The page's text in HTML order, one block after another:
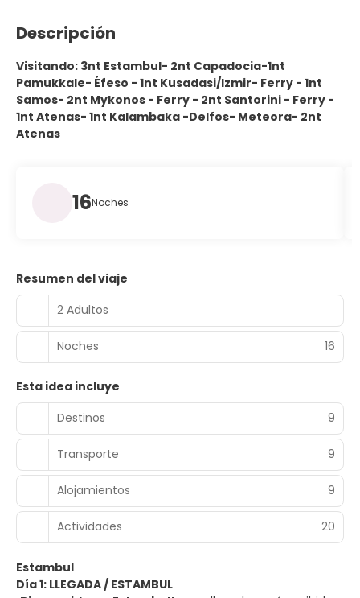
Descripción
Visitando: 3nt Estambul- 2nt Capadocia-1nt
Pamukkale- Éfeso - 1nt Kusadasi/Izmir- Ferry - 1nt
Samos- 2nt Mykonos - Ferry - 2nt Santorini - Ferry -
1nt Atenas- 1nt Kalambaka -Delfos- Meteora- 2nt
Atenas
16Noches
Resumen del viaje
2 Adultos
Noches 16
Esta idea incluye
Destinos
9
Transporte 9
Alojamientos 9
Actividades 20
Estambul
Día 1: LLEGADA / ESTAMBUL